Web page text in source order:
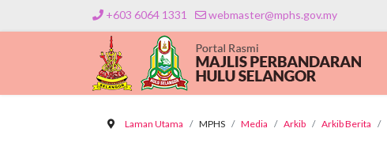
+603 6064 1331 webmaster@mphs.gov.my
Laman Utama MPHS Media Arkib Arkib Berita